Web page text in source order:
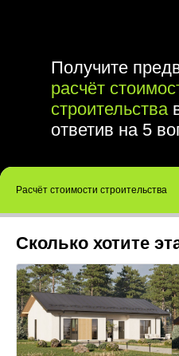
Получите
расчёт
строительства
ответив на 5
Расчёт стоимости строительства
Сколько хотите